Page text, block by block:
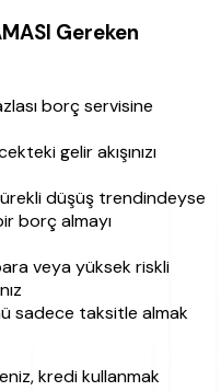
Gereken
borç servisine
gelir akışınızı
düşüş trendindeyse
borç almayı
veya yüksek riskli
sadece taksitle almak
kredi kullanmak